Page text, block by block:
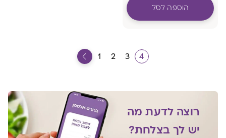
צר
הוספה לסל
1 2 3 4
רוצה לדעת מה
יש לך בצלחת?